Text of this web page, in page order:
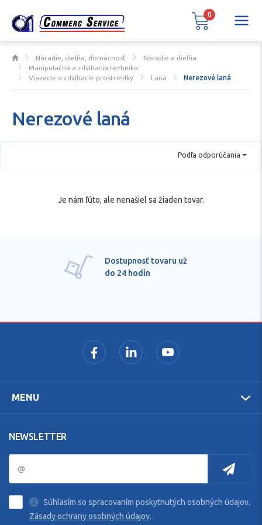
Náradie, dielňa, domácnosť
Náradie a dielňa
Manipulačná a zdvíhacia technika
Viazacie a zdvíhacie prostriedky
Laná Nerezové laná
Nerezové laná
Podľa odporúčania
Je nám ľúto, ale nenašiel sa žiaden tovar.
Dostupnosť tovaru už
do 24 hodín
MENU
NEWSLETTER
Súhlasím so spracovaním poskytnutých osobných údajov.
Zásady ochrany osobných údajov.
0